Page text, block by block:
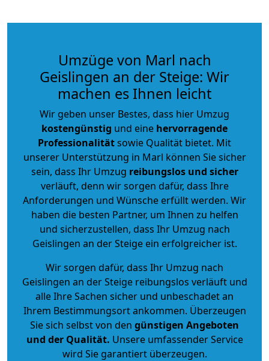
Umzüge von Marl nach
Geislingen an der Steige: Wir
machen es Ihnen leicht
Wir geben unser Bestes, dass hier Umzug
kostengünstig und eine hervorragende
Professionalitätsowie Qualität bietet. Mit
unserer Unterstützung in Marl können Sie sicher
sein, dass Ihr Umzug reibungslos und sicher
verläuft, denn wir sorgen dafür, dass Ihre
Anforderungen und Wünsche erfüllt werden. Wir
haben die besten Partner, um Ihnen zu helfen
und sicherzustellen, dass Ihr Umzug nach
Geislingen an der Steige ein erfolgreicher ist.
Wir sorgen dafür, dass Ihr Umzug nach
Geislingen an der Steige reibungslos verläuft und
alle Ihre Sachen sicher und unbeschadet an
Ihrem Bestimmungsort ankommen. Überzeugen
Sie sich selbst von den günstigen Angeboten
und der Qualität. Unsere umfassender Service
wird Sie garantiert überzeugen.